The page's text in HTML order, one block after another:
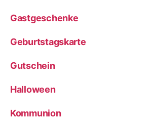
Gastgeschenke
Geburtstagskarte
Gutschein
Halloween
Kommunion